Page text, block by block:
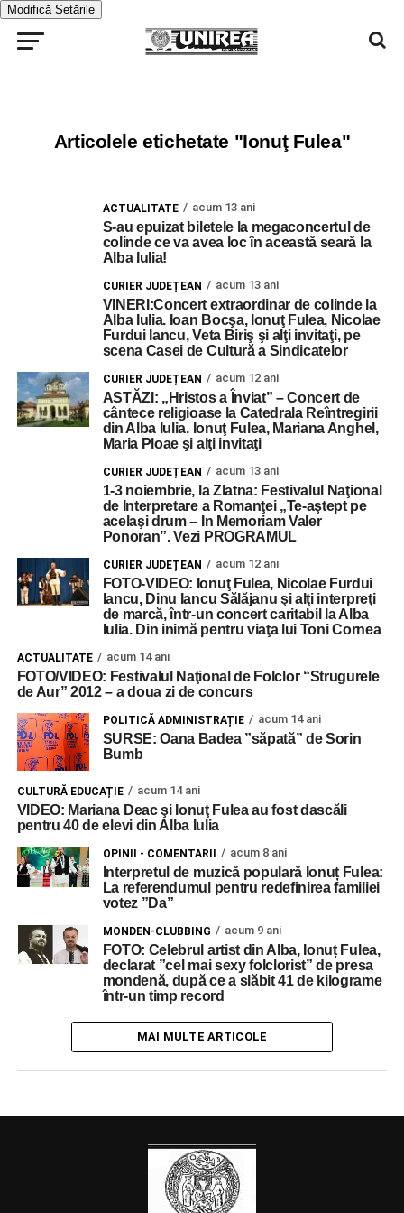
Modifică Setările
Articolele etichetate "Ionuţ Fulea"
ACTUALITATE acum 13 ani
S-au epuizat biletele la megaconcertul de
colinde ce va avea loc în această seară la
Alba Iulia!
CURIER JUDEȚEAN acum 13 ani
VINERI:Concert extraordinar de colinde la
Alba Iulia. Ioan Bocşa, Ionuţ Fulea, Nicolae
Furdui Iancu, Veta Biriş şi alţi invitaţi, pe
scena Casei de Cultură a Sindicatelor
CURIER JUDEȚEAN acum 12 ani
ASTĂZI: „Hristos a Înviat” – Concert de
cântece religioase la Catedrala Reîntregirii
din Alba Iulia. Ionuţ Fulea, Mariana Anghel,
Maria Ploae şi alţi invitaţi
CURIER JUDEȚEAN acum 13 ani
1-3 noiembrie, la Zlatna: Festivalul Naţional
de Interpretare a Romanţei „Te-aştept pe
acelaşi drum – In Memoriam Valer
Ponoran”. Vezi PROGRAMUL
CURIER JUDEȚEAN acum 12 ani
FOTO-VIDEO: Ionuţ Fulea, Nicolae Furdui
Iancu, Dinu Iancu Sălăjanu şi alţi interpreţi
de marcă, într-un concert caritabil la Alba
Iulia. Din inimă pentru viaţa lui Toni Cornea
ACTUALITATE acum 14 ani
FOTO/VIDEO: Festivalul Naţional de Folclor “Strugurele
de Aur” 2012 – a doua zi de concurs
POLITICĂ ADMINISTRAȚIE acum 14 ani
SURSE: Oana Badea ”săpată” de Sorin
Bumb
CULTURĂ EDUCAȚIE acum 14 ani
VIDEO: Mariana Deac şi Ionuţ Fulea au fost dascăli
pentru 40 de elevi din Alba Iulia
OPINII - COMENTARII acum 8 ani
Interpretul de muzică populară Ionuț Fulea:
La referendumul pentru redefinirea familiei
votez ”Da”
MONDEN-CLUBBING acum 9 ani
FOTO: Celebrul artist din Alba, Ionuț Fulea,
declarat ”cel mai sexy folclorist” de presa
mondenă, după ce a slăbit 41 de kilograme
într-un timp record
MAI MULTE ARTICOLE